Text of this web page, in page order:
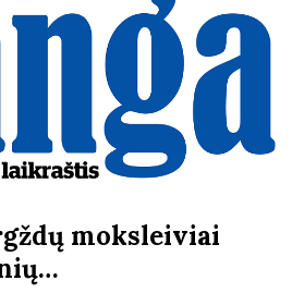
moksleiviai